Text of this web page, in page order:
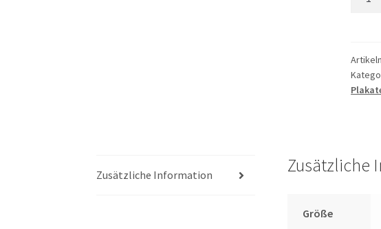
Zusätzliche Information Zusätzliche
Größe